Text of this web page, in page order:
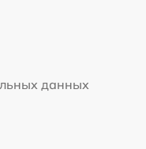
данных